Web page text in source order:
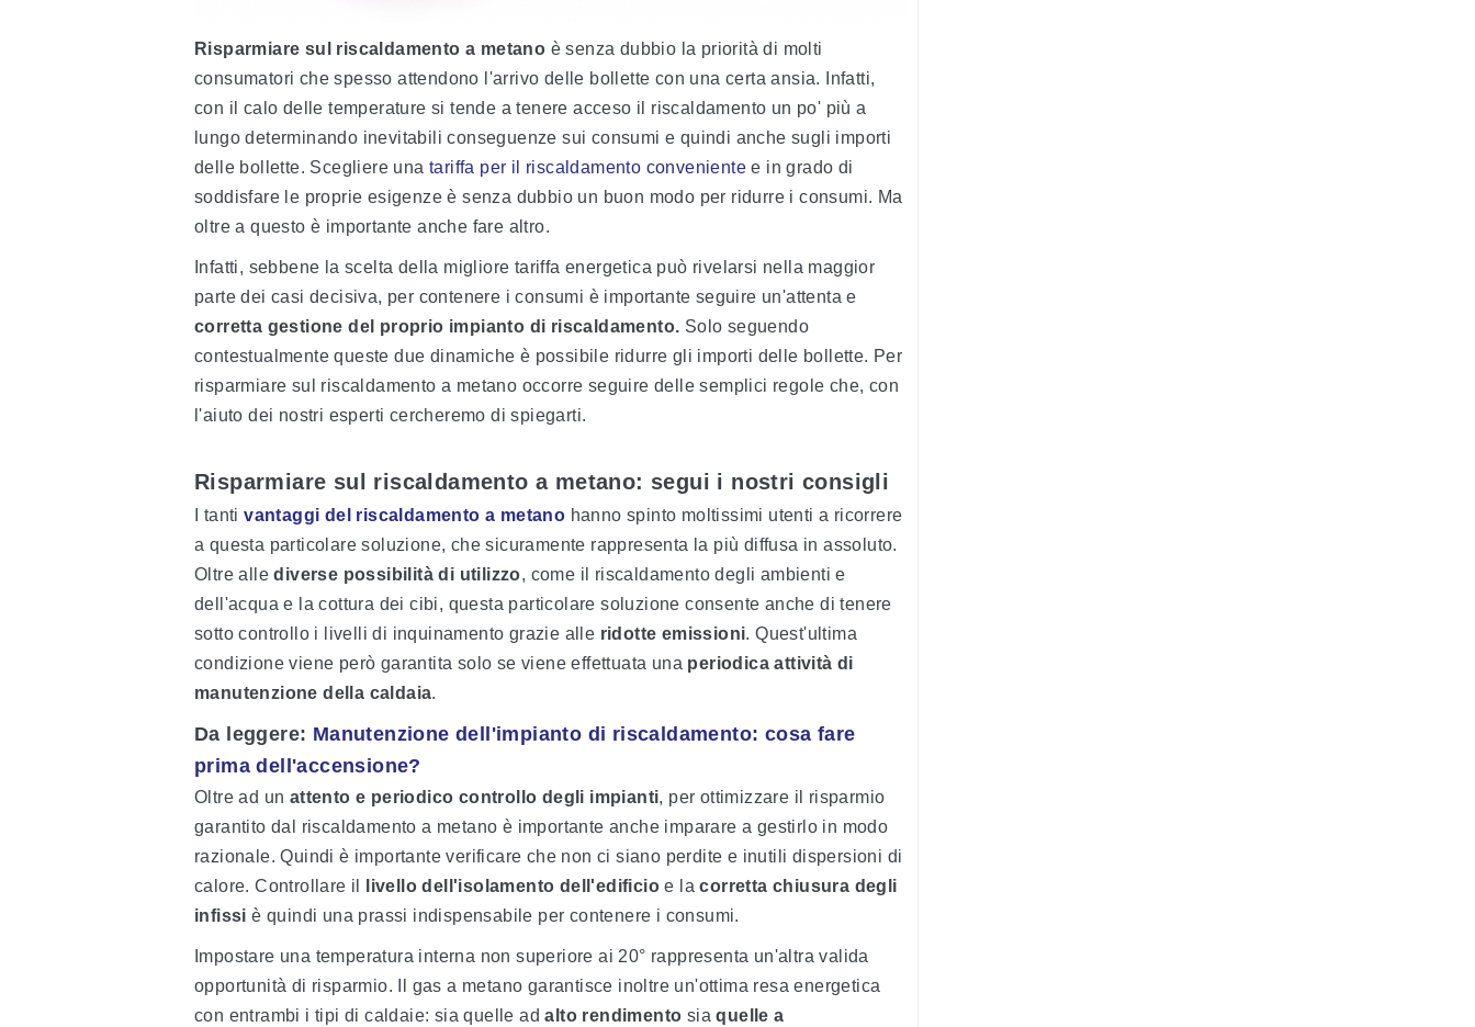
Risparmiare sul riscaldamento a metano è senza dubbio la priorità di molti
consumatori che spesso attendono l'arrivo delle bollette con una certa ansia. Infatti,
con il calo delle temperature si tende a tenere acceso il riscaldamento un po' più a
lungo determinando inevitabili conseguenze sui consumi e quindi anche sugli importi
delle bollette. Scegliere una tariffa per il riscaldamento conveniente e in grado di
soddisfare le proprie esigenze è senza dubbio un buon modo per ridurre i consumi. Ma
oltre a questo è importante anche fare altro.
Infatti, sebbene la scelta della migliore tariffa energetica può rivelarsi nella maggior
parte dei casi decisiva, per contenere i consumi è importante seguire un'attenta e
corretta gestione del proprio impianto di riscaldamento. Solo seguendo
contestualmente queste due dinamiche è possibile ridurre gli importi delle bollette. Per
risparmiare sul riscaldamento a metano occorre seguire delle semplici regole che, con
l'aiuto dei nostri esperti cercheremo di spiegarti.
Risparmiare sul riscaldamento a metano: segui i nostri consigli
I tantivantaggi del riscaldamento a metano hanno spinto moltissimi utenti a ricorrere
a questa particolare soluzione, che sicuramente rappresenta la più diffusa in assoluto.
Oltre allediverse possibilità di utilizzo, come il riscaldamento degli ambienti e
dell'acqua e la cottura dei cibi, questa particolare soluzione consente anche di tenere
sotto controllo i livelli di inquinamento grazie alle ridotte emissioni. Quest'ultima
condizione viene però garantita solo se viene effettuata una periodica attività di
manutenzione della caldaia.
Da leggere: Manutenzione dell'impianto di riscaldamento: cosa fare
prima dell'accensione?
Oltre ad un attento e periodico controllo degli impianti, per ottimizzare il risparmio
garantito dal riscaldamento a metano è importante anche imparare a gestirlo in modo
razionale. Quindi è importante verificare che non ci siano perdite e inutili dispersioni di
calore. Controllare il
livello dell'isolamento dell'edificio e lacorretta chiusura degli
infissi è quindi una prassi indispensabile per contenere i consumi.
Impostare una temperatura interna non superiore ai 20° rappresenta un'altra valida
opportunità di risparmio. Il gas a metano garantisce inoltre un'ottima resa energetica
con entrambi i tipi di caldaie: sia quelle adalto rendimento siaquelle a